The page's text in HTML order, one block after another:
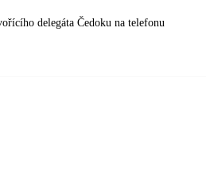
delegáta Čedoku na telefonu